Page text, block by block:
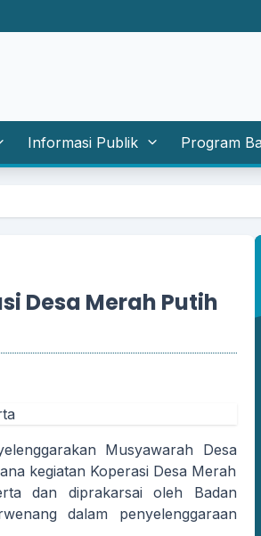
Informasi Publik Program
Desa Merah Putih
Musyawarah Desa
kegiatan Koperasi Desa Merah
dan diprakarsai oleh Badan
dalam penyelenggaraan